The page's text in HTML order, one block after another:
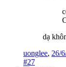
dạ
uonglee, 26/
#27